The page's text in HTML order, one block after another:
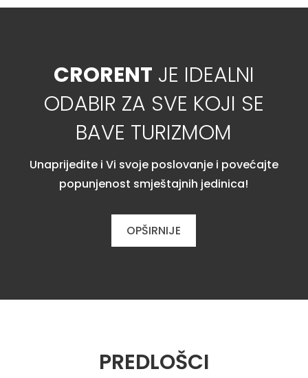
CRORENT JE IDEALNI
ODABIR ZA SVE KOJI SE
BAVE TURIZMOM
Unaprijedite i Vi svoje poslovanje i povećajte
popunjenost smještajnih jedinica!
OPŠIRNIJE
PREDLOŠCI